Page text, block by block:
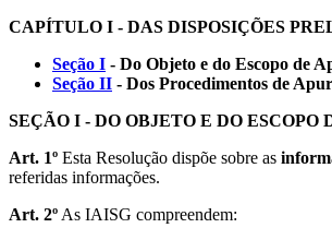
CAPÍTULO I - DAS DISPOSIÇÕES
Seção I - Do Objeto e do Escopo de
Seção II - Dos Procedimentos de
SEÇÃO I - DO OBJETO E DO ESCOPO
Art. 1º Esta Resolução dispõe sobre as
referidas informações.
Art. 2º As IAISG compreendem: